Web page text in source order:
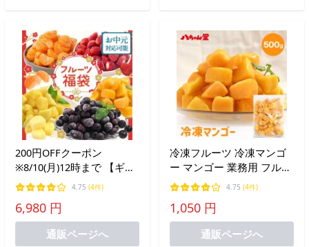
200円OFFクーポン
※8/10(月)12時まで 【ギフ
ト対応】 冷凍フルーツ福
袋 送料無料 みかん あまお
う 苺 ブルーベリー マンゴ
ー パイナップル フルーツ
冷凍 お中元
4.75 (4件)
6,980 円
通販ページへ
冷凍フルーツ 冷凍マンゴ
ー マンゴー 業務用 フルー
ツ スムージー 冷凍マンゴ
ー500g 大容量 デザート フ
ルーツ 送料別 1sina お中
元
4.75 (4件)
1,050 円
通販ページへ